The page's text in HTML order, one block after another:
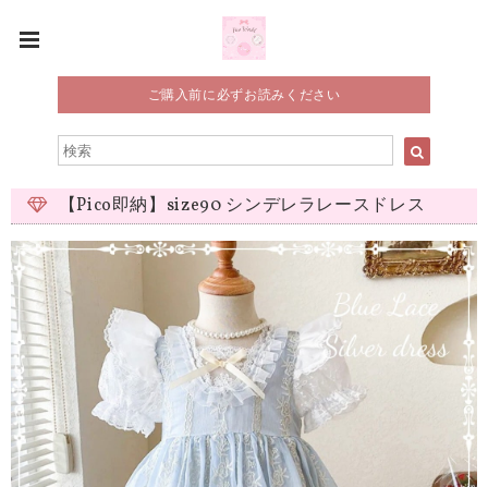
ご購入前に必ずお読みください
【Pico即納】size90 シンデレラレースドレス